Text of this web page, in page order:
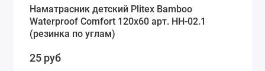
Наматрасник детский Plitex Bamboo
Waterproof Comfort 120х60 арт. НН-02.1
(резинка по углам)
25 руб